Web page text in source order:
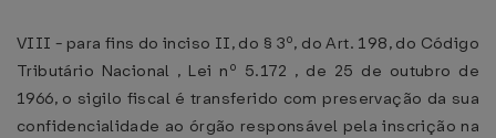
VIII - para fins do inciso II, do § 3º, do Art. 198, do Código
Tributário Nacional , Lei nº 5.172 , de 25 de outubro de
1966, o sigilo fiscal é transferido com preservação da sua
confidencialidade ao órgão responsável pela inscrição na